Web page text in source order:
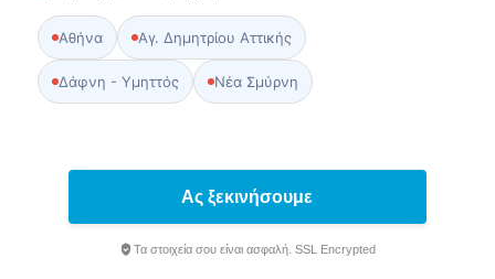
Αθήνα Αγ. Δημητρίου Αττικής
Δάφνη - Υμηττός Νέα Σμύρνη
Ας ξεκινήσουμε
Τα στοιχεία σου είναι ασφαλή. SSL Encrypted